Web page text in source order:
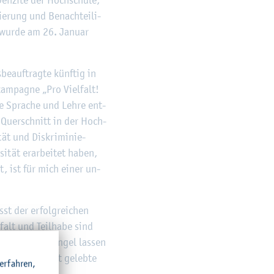
und Be­nach­tei­li­
am 26. Ja­nu­ar
künf­tig in
„Pro Viel­falt!
Spra­che und Lehre ent­
in der Hoch­
und Dis­kri­mi­nie­
er­ar­bei­tet haben,
ist für mich einer un­
der er­folg­rei­chen
und Teil­ha­be sind
las­sen
Grund ist ge­leb­te